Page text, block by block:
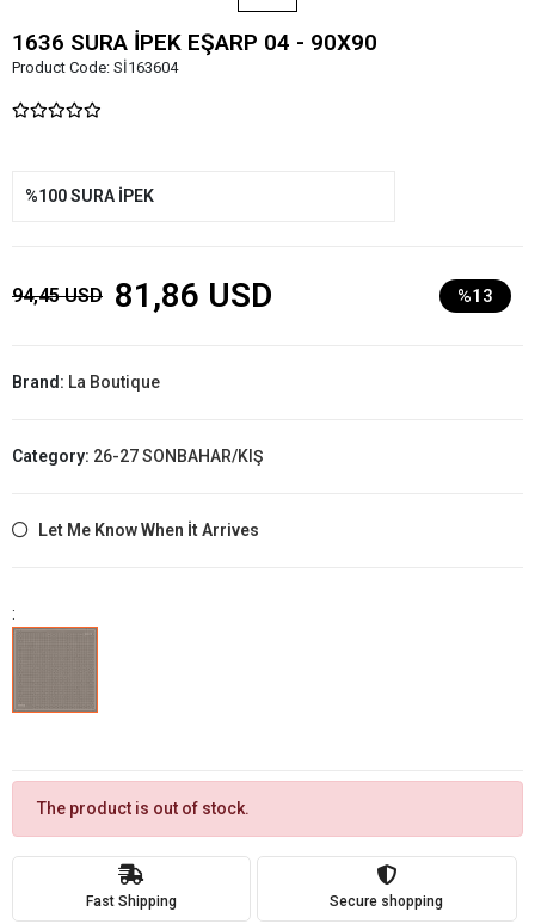
1636 SURA İPEK EŞARP 04 - 90X90
Product Code: Sİ163604
%100 SURA İPEK
94,45 USD 81,86 USD %13
Brand: La Boutique
Category: 26-27 SONBAHAR/KIŞ
Let Me Know When İt Arrives
:
The product is out of stock.
Fast Shipping Secure shopping